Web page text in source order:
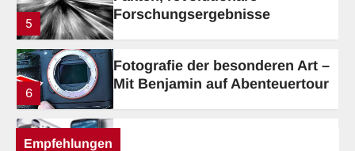
6
Mit Benjamin auf Abenteuertour
1
Tech-up Weekly die geniale
Technikzone
Empfehlungen